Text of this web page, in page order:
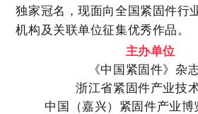
独家冠名，现面向全国紧固件行
机构及关联单位征集优秀作品。
主办单位
《中国紧固件》杂
浙江省紧固件产业技
中国（嘉兴）紧固件产业博